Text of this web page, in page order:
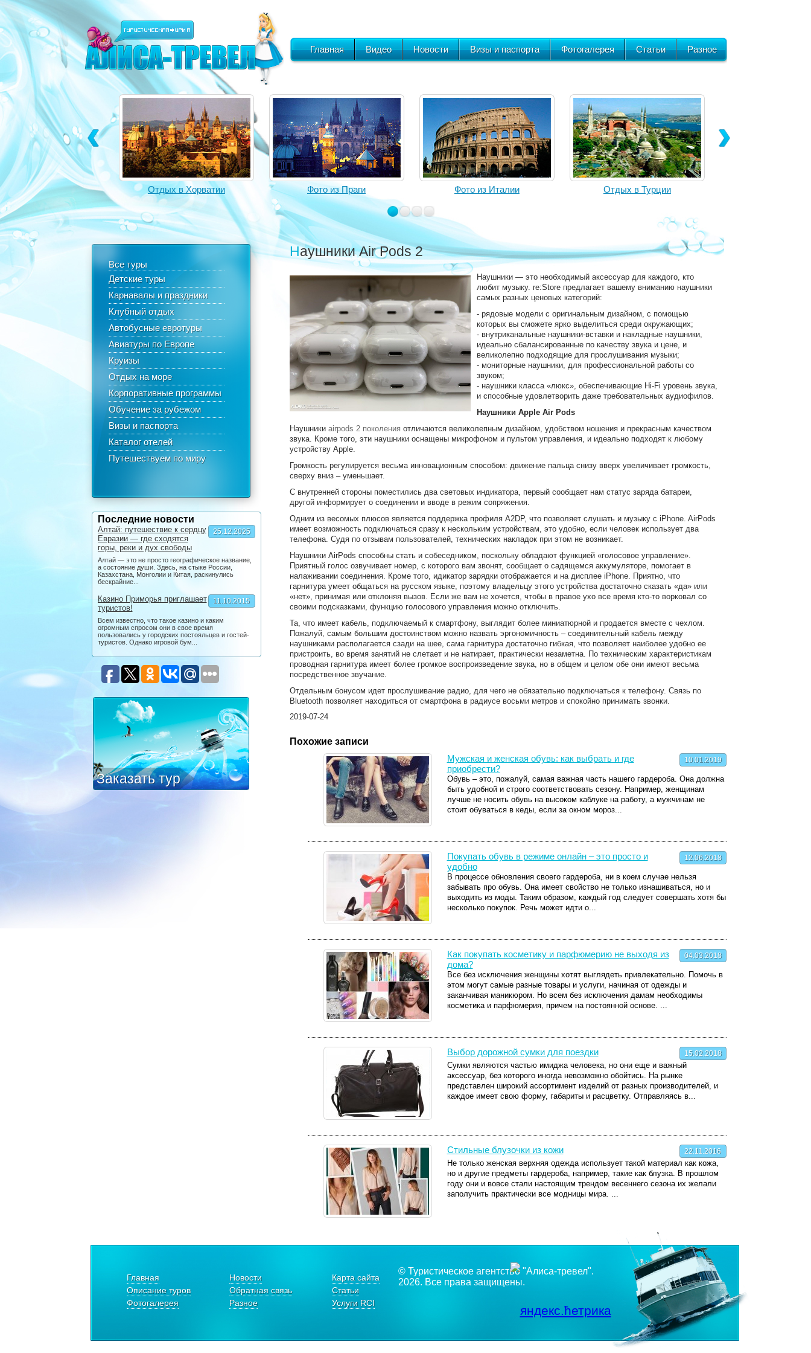
Главная Видео Новости Визы и паспорта Фотогалерея Статьи Разное
Отдых в Турции Отдых в Хорватии Фото из Праги Фото из Италии Отдых в Турции
Все туры
Детские туры
Карнавалы и праздники
Клубный отдых
Автобусные евротуры
Авиатуры по Европе
Круизы
Отдых на море
Корпоративные программы
Обучение за рубежом
Визы и паспорта
Каталог отелей
Путешествуем по миру
Последние новости
25.12.2025
Алтай: путешествие к сердцу
Евразии — где сходятся
горы, реки и дух свободы
Алтай — это не просто географическое название,
а состояние души. Здесь, на стыке России,
Казахстана, Монголии и Китая, раскинулись
бескрайние...
11.10.2015
Казино Приморья приглашает
туристов!
Всем известно, что такое казино и каким
огромным спросом они в свое время
пользовались у городских постояльцев и гостей-
туристов. Однако игровой бум...
Заказать тур
Наушники Air Pods 2
Наушники — это необходимый аксессуар для каждого, кто
любит музыку. re:Store предлагает вашему вниманию наушники
самых разных ценовых категорий:
- рядовые модели с оригинальным дизайном, с помощью
которых вы сможете ярко выделиться среди окружающих;
- внутриканальные наушники-вставки и накладные наушники,
идеально сбалансированные по качеству звука и цене, и
великолепно подходящие для прослушивания музыки;
- мониторные наушники, для профессиональной работы со
звуком;
- наушники класса «люкс», обеспечивающие Hi-Fi уровень звука,
и способные удовлетворить даже требовательных аудиофилов.
Наушники Apple Air Pods
Наушники airpods 2 поколения отличаются великолепным дизайном, удобством ношения и прекрасным качеством
звука. Кроме того, эти наушники оснащены микрофоном и пультом управления, и идеально подходят к любому
устройству Apple.
Громкость регулируется весьма инновационным способом: движение пальца снизу вверх увеличивает громкость,
сверху вниз – уменьшает.
С внутренней стороны поместились два световых индикатора, первый сообщает нам статус заряда батареи,
другой информирует о соединении и вводе в режим сопряжения.
Одним из весомых плюсов является поддержка профиля A2DP, что позволяет слушать и музыку с iPhone. AirPods
имеет возможность подключаться сразу к нескольким устройствам, это удобно, если человек использует два
телефона. Судя по отзывам пользователей, технических накладок при этом не возникает.
Наушники AirPods способны стать и собеседником, поскольку обладают функцией «голосовое управление».
Приятный голос озвучивает номер, с которого вам звонят, сообщает о садящемся аккумуляторе, помогает в
налаживании соединения. Кроме того, идикатор зарядки отображается и на дисплее iPhone. Приятно, что
гарнитура умеет общаться на русском языке, поэтому владельцу этого устройства достаточно сказать «да» или
«нет», принимая или отклоняя вызов. Если же вам не хочется, чтобы в правое ухо все время кто-то ворковал со
своими подсказками, функцию голосового управления можно отключить.
Та, что имеет кабель, подключаемый к смартфону, выглядит более миниатюрной и продается вместе с чехлом.
Пожалуй, самым большим достоинством можно назвать эргономичность – соединительный кабель между
наушниками располагается сзади на шее, сама гарнитура достаточно гибкая, что позволяет наиболее удобно ее
пристроить, во время занятий не слетает и не натирает, практически незаметна. По техническим характеристикам
проводная гарнитура имеет более громкое воспроизведение звука, но в общем и целом обе они имеют весьма
посредственное звучание.
Отдельным бонусом идет прослушивание радио, для чего не обязательно подключаться к телефону. Связь по
Bluetooth позволяет находиться от смартфона в радиусе восьми метров и спокойно принимать звонки.
2019-07-24
Похожие записи
10.01.2019
Мужская и женская обувь: как выбрать и где
приобрести?
Обувь – это, пожалуй, самая важная часть нашего гардероба. Она должна
быть удобной и строго соответствовать сезону. Например, женщинам
лучше не носить обувь на высоком каблуке на работу, а мужчинам не
стоит обуваться в кеды, если за окном мороз...
12.06.2018
Покупать обувь в режиме онлайн – это просто и
удобно
В процессе обновления своего гардероба, ни в коем случае нельзя
забывать про обувь. Она имеет свойство не только изнашиваться, но и
выходить из моды. Таким образом, каждый год следует совершать хотя бы
несколько покупок. Речь может идти о...
04.03.2018
Как покупать косметику и парфюмерию не выходя из
дома?
Все без исключения женщины хотят выглядеть привлекательно. Помочь в
этом могут самые разные товары и услуги, начиная от одежды и
заканчивая маникюром. Но всем без исключения дамам необходимы
косметика и парфюмерия, причем на постоянной основе. ...
15.02.2018
Выбор дорожной сумки для поездки
Сумки являются частью имиджа человека, но они еще и важный
аксессуар, без которого иногда невозможно обойтись. На рынке
представлен широкий ассортимент изделий от разных производителей, и
каждое имеет свою форму, габариты и расцветку. Отправляясь в...
22.11.2016
Стильные блузочки из кожи
Не только женская верхняя одежда использует такой материал как кожа,
но и другие предметы гардероба, например, такие как блузка. В прошлом
году они и вовсе стали настоящим трендом весеннего сезона их желали
заполучить практически все модницы мира. ...
Главная Новости
Карта сайта
Описание туров
Обратная связь
Статьи
Фотогалерея
Разное Услуги RCI
© Туристическое агентство "Алиса-тревел".
2026. Все права защищены.